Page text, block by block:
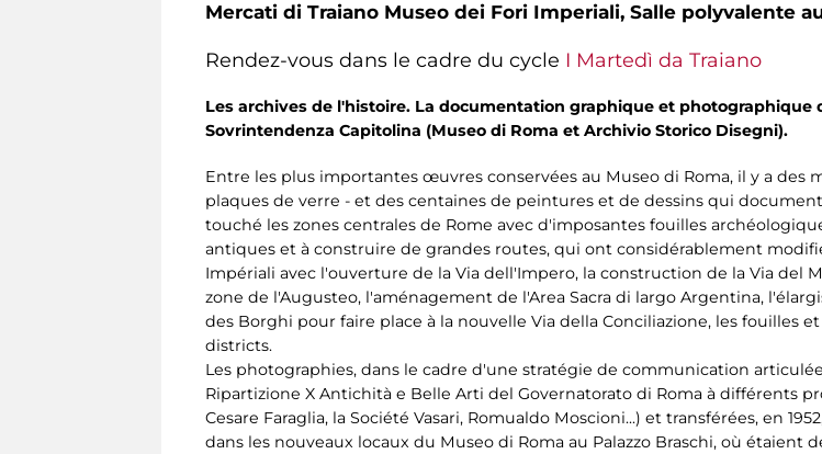
Mercati di Traiano Museo dei Fori Imperiali, Salle polyvalente
Rendez-vous dans le cadre du cycle I Martedì da Traiano
Les archives de l'histoire. La documentation graphique et photographique
Sovrintendenza Capitolina (Museo di Roma et Archivio Storico Disegni).
Entre les plus importantes œuvres conservées au Museo di Roma, il y a des
plaques de verre - et des centaines de peintures et de dessins qui
touché les zones centrales de Rome avec d'imposantes fouilles
antiques et à construire de grandes routes, qui ont considérablement
Impériali avec l'ouverture de la Via dell'Impero, la construction de la Via del
zone de l'Augusteo, l'aménagement de l'Area Sacra di largo Argentina,
des Borghi pour faire place à la nouvelle Via della Conciliazione, les fouilles
districts.
Les photographies, dans le cadre d'une stratégie de communication
Ripartizione X Antichità e Belle Arti del Governatorato di Roma à différents
Cesare Faraglia, la Société Vasari, Romualdo Moscioni...) et transférées, en
dans les nouveaux locaux du Museo di Roma au Palazzo Braschi, où